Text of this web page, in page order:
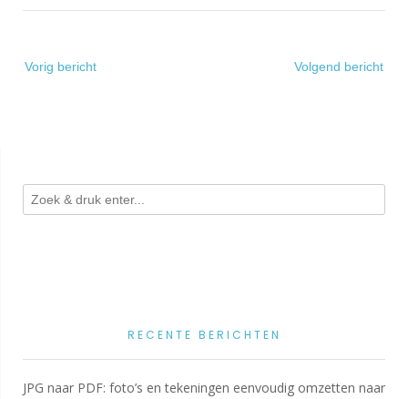
navigatie
Vorig bericht Volgend bericht
RECENTE BERICHTEN
JPG naar PDF: foto’s en tekeningen eenvoudig omzetten naar